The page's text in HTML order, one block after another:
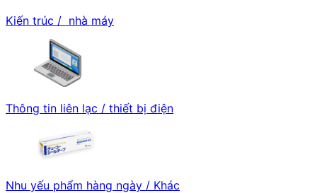
Kiến trúc / nhà máy
Thông tin liên lạc / thiết bị điện
Nhu yếu phẩm hàng ngày / Khác